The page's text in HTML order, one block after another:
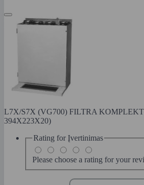
L7X/S7X (VG700) FILTRA
394X223X20)
Rating for Įvertinimas
Please choose a rating for your